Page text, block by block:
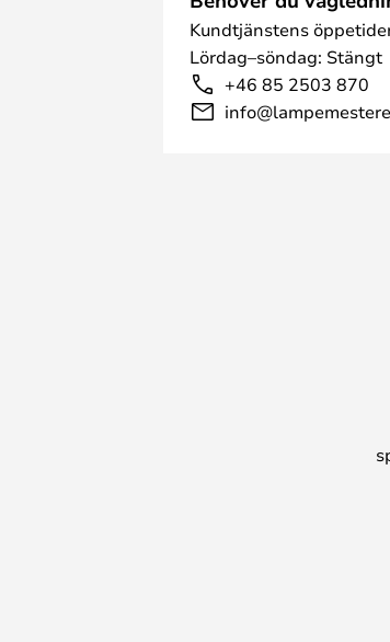
Kundtjänstens
Lördag–söndag: Stängt
+46 85 2503 870